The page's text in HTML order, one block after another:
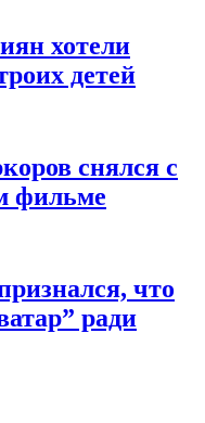
хотели
детей
снялся с
фильме
что
ради